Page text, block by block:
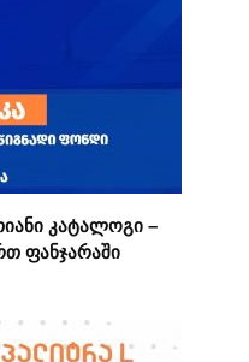
კატალოგი –
ფანჯარაში